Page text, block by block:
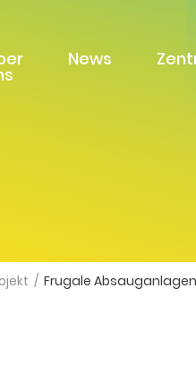
News
/ Frugale